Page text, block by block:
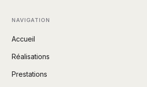
NAVIGATION
Accueil
Réalisations
Prestations